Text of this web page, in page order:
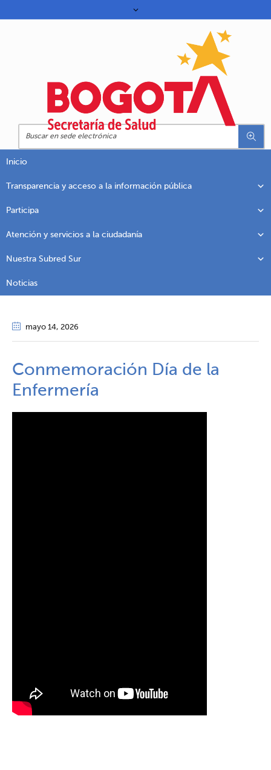
Inicio
Transparencia y acceso a la información pública
Participa
Atención y servicios a la ciudadanía
Nuestra Subred Sur
Noticias
mayo 14, 2026
Conmemoración Día de la
Enfermería